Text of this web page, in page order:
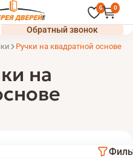
0 0
Обратный звонок
Ручки на квадратной основе
на